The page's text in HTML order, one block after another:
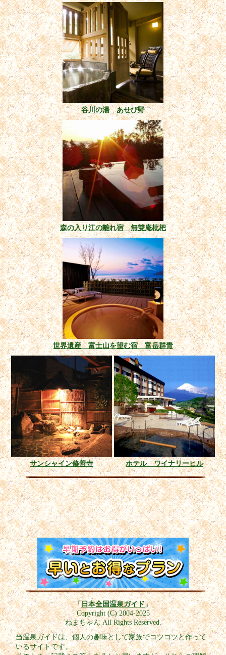
谷川の湯 あせび野
森の入り江の離れ宿 無雙庵枇杷
世界遺産 富士山を望む宿 富岳群青
サンシャイン修善寺 ホテル ワイナリーヒル
「日本全国温泉ガイド」
Copyright (C) 2004-2025
ねまちゃん All Rights Reserved.
当温泉ガイドは、個人の趣味として家族でコツコツと作って
いるサイトです。